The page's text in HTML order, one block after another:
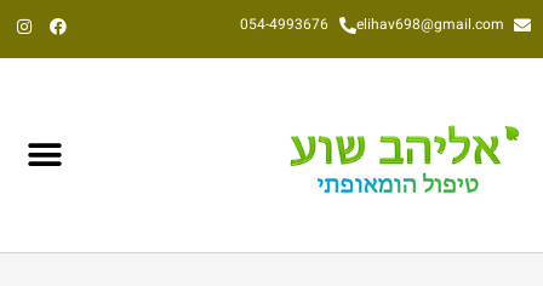
elihav698@gmail.com
054-4993676